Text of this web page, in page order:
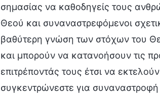
σημασίας να καθοδηγείς τους
Θεού και συναναστρεφόμενοι
βαθύτερη γνώση των στόχων του
και μπορούν να κατανοήσουν τις
επιτρέποντάς τους έτσι να
συγκεντρώνεστε για συναναστροφή